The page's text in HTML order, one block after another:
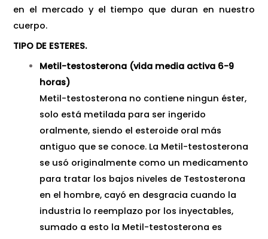
en el mercado y el tiempo que duran en nuestro
cuerpo.
TIPO DE ESTERES.
Metil-testosterona (vida media activa 6-9
horas)
Metil-testosterona no contiene ningun éster,
solo está metilada para ser ingerido
oralmente, siendo el esteroide oral más
antiguo que se conoce. La Metil-testosterona
se usó originalmente como un medicamento
para tratar los bajos niveles de Testosterona
en el hombre, cayó en desgracia cuando la
industria lo reemplazo por los inyectables,
sumado a esto la Metil-testosterona es